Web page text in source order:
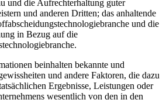
und die Aufrechterhaltung guter
und anderen Dritten; das anhaltende
und die
in Bezug auf die
beinhalten bekannte und
und andere Faktoren, die dazu
Ergebnisse, Leistungen oder
wesentlich von den in den